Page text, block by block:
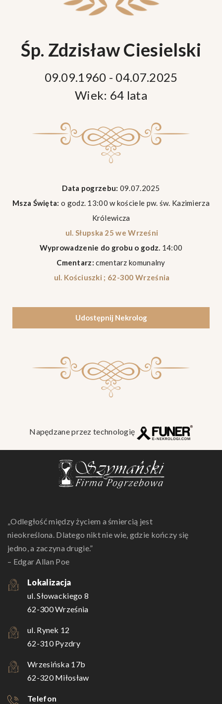
Śp. Zdzisław Ciesielski
09.09.1960 - 04.07.2025
Wiek: 64 lata
Data pogrzebu: 09.07.2025
Msza Święta: o godz. 13:00 w kościele pw. św. Kazimierza
Królewicza
ul. Słupska 25 we Wrześni
Wyprowadzenie do grobu o godz. 14:00
Cmentarz: cmentarz komunalny
ul. Kościuszki ; 62-300 Września
Udostępnij Nekrolog
Napędzane przez technologię
„Odległość między życiem a śmiercią jest
nieokreślona. Dlatego nikt nie wie, gdzie kończy się
jedno, a zaczyna drugie.”
– Edgar Allan Poe
Lokalizacja
ul. Słowackiego 8
62-300 Września
ul. Rynek 12
62-310 Pyzdry
Wrzesińska 17b
62-320 Miłosław
Telefon